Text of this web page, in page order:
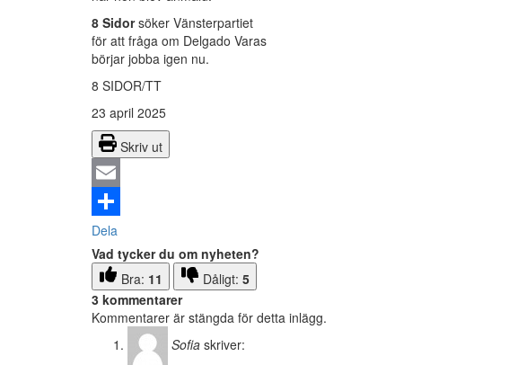
8 Sidorsöker Vänsterpartiet
för att fråga om Delgado Varas
börjar jobba igen nu.
8 SIDOR/TT
23 april 2025
Skriv ut
Email
Dela
Vad tycker du om nyheten?
Bra: 11 Dåligt: 5
3 kommentarer
Kommentarer är stängda för detta inlägg.
Sofia skriver: